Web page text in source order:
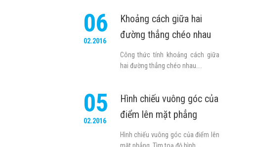
06
02.2016
Khoảng cách giữa hai
đường thẳng chéo nhau
Công thức tính khoảng cách giữa
hai đường thẳng chéo nhau....
05
02.2016
Hình chiếu vuông góc của
điểm lên mặt phẳng
Hình chiếu vuông góc của điểm lên
mặt phẳng. Tìm toạ độ hình...